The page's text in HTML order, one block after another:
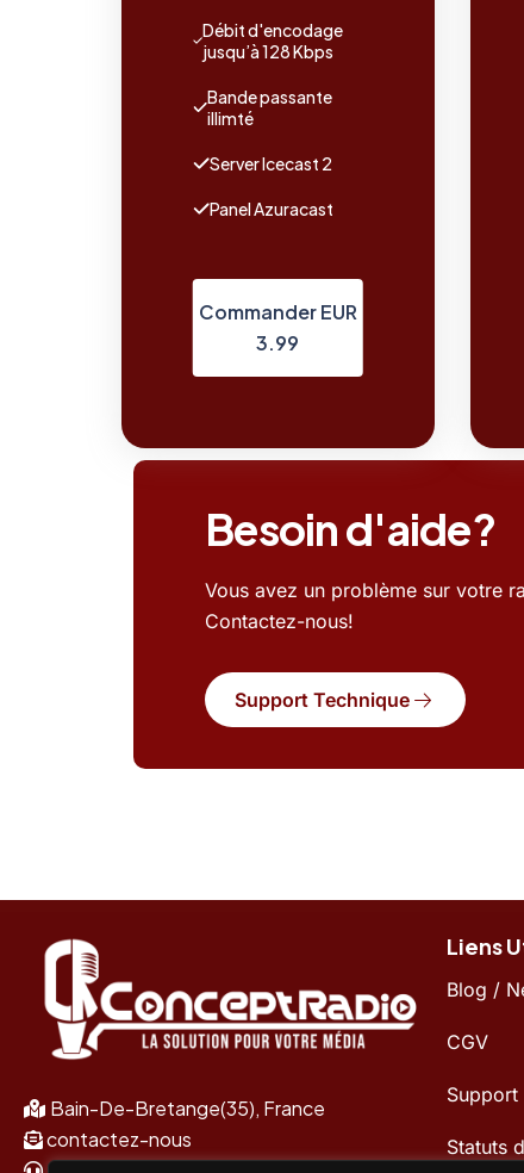
Débit d'encodage
jusqu’à 128 Kbps
Bande passante
illimté
Server Icecast 2
Panel Azuracast
Commander EUR
3.99
Besoin d'aide?
Vous avez un problème sur votre
Contactez-nous!
Support Technique
Bain-De-Bretange(35), France
contactez-nous
Liens
Blog /
CGV
Support
Statuts